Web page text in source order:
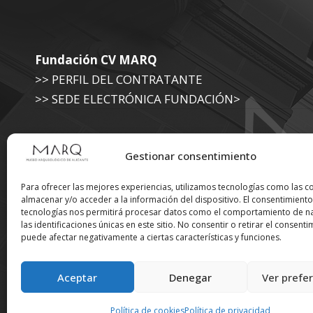
Gestionar consentimiento
Para ofrecer las mejores experiencias, utilizamos tecnologías como las
almacenar y/o acceder a la información del dispositivo. El
tecnologías nos permitirá procesar datos como el comportamiento de
las identificaciones únicas en este sitio. No consentir o retirar el
puede afectar negativamente a ciertas características y funciones.
Aceptar Denegar Ver
Política de cookiesPolítica de privacidad
Fundación CV MARQ
>> PERFIL DEL CONTRATANTE
>> SEDE ELECTRÓNICA FUNDACIÓN>
>> SEDE ELECTRÓNICA DIPUTACIÓN
Suscríbete a nuestra
Newsletter